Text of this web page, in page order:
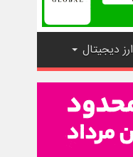
ارز دیجیتال